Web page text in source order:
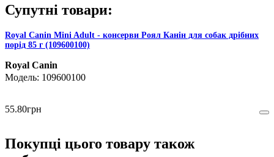
Супутні товари:
Royal Canin Mini Adult - консерви Роял Канін для собак дрібних
порід 85 г (109600100)
Royal Canin
109600100
55.80грн
Покупці цього товару також